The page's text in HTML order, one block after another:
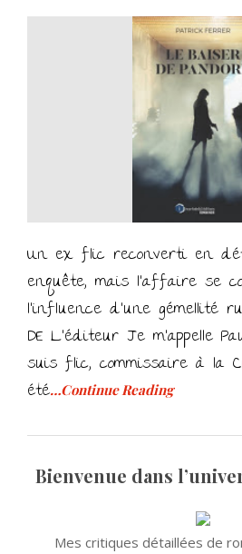
Un ex flic reconverti en
enquête, mais l’affaire se
l’influence d’une gémellité
DE L’éditeur Je m’appelle
suis flic, commissaire à la
été…Continue Reading
Bienvenue dans
Mes critiques détaillées de